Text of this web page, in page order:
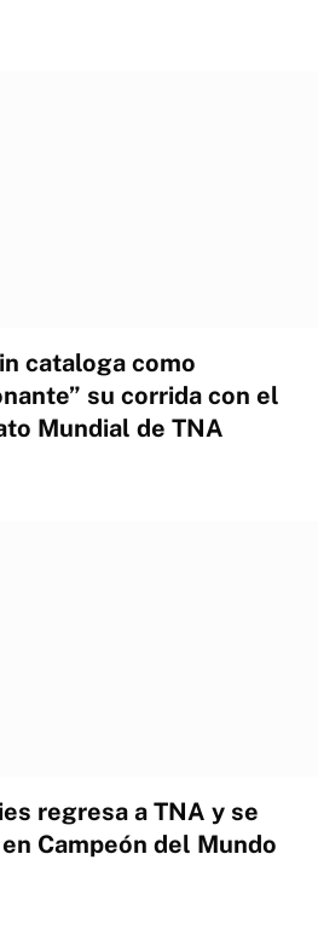
cataloga como
su corrida con el
Mundial de TNA
regresa a TNA y se
Campeón del Mundo